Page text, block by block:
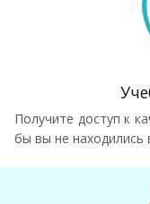
Получите доступ к
бы вы не